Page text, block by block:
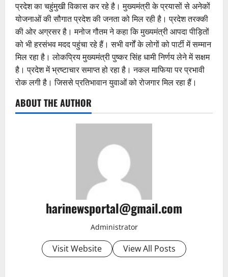
प्रदेश का चहुंमुखी विकास कर रहे है। मुख्यमंत्री के प्रयासों से अनेकों
योजनाओं की सौगात प्रदेश की जनता को मिल रही है। प्रदेश तरक्की
की ओर अग्रसर है। मनोज गौतम ने कहा कि मुख्यमंत्री आपदा पीड़ितों
को भी हरसंभव मदद पहुंचा रहे हैं। सभी वर्गों के लोगों को पार्टी में सम्मान
मिल रहा है। लोकप्रिय मुख्यमंत्री पुष्कर सिंह धामी निर्णय लेने में सक्षम
है। प्रदेश में भ्रष्टाचार समाप्त हो रहा है। नकल माफिया पर प्रभावी
रोक लगी है। जिससे प्रतिभावान युवाओं को रोजगार मिल रहा हैं।
ABOUT THE AUTHOR
harinewsportal@gmail.com
Administrator
Visit Website View All Posts